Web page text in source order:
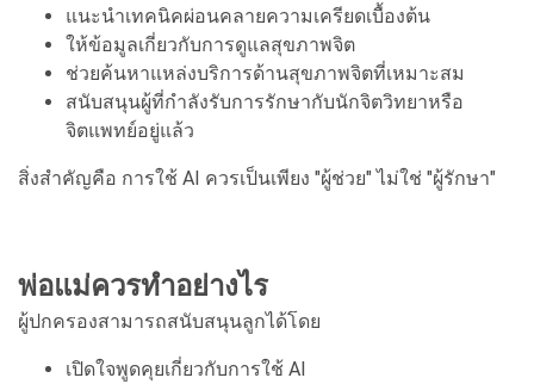
แนะนำเทคนิคผ่อนคลายความเครียดเบื้องต้น
ให้ข้อมูลเกี่ยวกับการดูแลสุขภาพจิต
ช่วยค้นหาแหล่งบริการด้านสุขภาพจิตที่เหมาะสม
สนับสนุนผู้ที่กำลังรับการรักษากับนักจิตวิทยาหรือ
จิตแพทย์อยู่แล้ว
สิ่งสำคัญคือ การใช้ AI ควรเป็นเพียง "ผู้ช่วย" ไม่ใช่ "ผู้รักษา"
พ่อแม่ควรทำอย่างไร
ผู้ปกครองสามารถสนับสนุนลูกได้โดย
เปิดใจพูดคุยเกี่ยวกับการใช้ AI